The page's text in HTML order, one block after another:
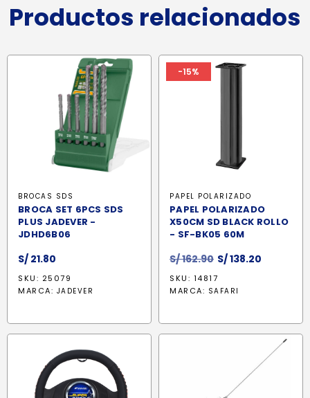
Productos relacionados
BROCAS SDS
BROCA SET 6PCS SDS
PLUS JADEVER -
JDHD6B06
S/ 21.80
SKU: 25079
MARCA: JADEVER
-15%
PAPEL POLARIZADO
PAPEL POLARIZADO
X50CM SD BLACK ROLLO
- SF-BK05 60M
S/162.90 El
original
S/138.20
SKU: 14817
MARCA: SAFARI